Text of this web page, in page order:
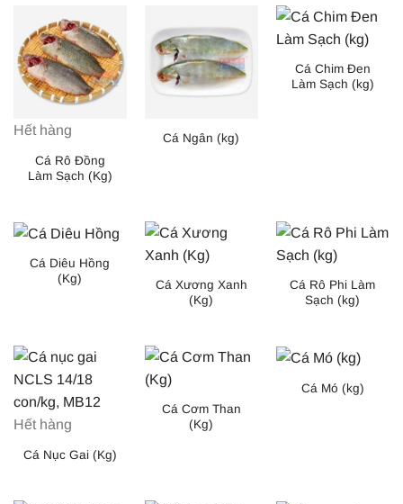
Hết hàng
Cá Rô Đồng
Làm Sạch (Kg)
Cá Ngân (kg)
Cá Chim Đen
Làm Sạch (kg)
Cá Diêu Hồng
(Kg)
Cá Xương Xanh
(Kg)
Cá Rô Phi Làm
Sạch (kg)
Hết hàng
Cá Nục Gai (Kg)
Cá Cơm Than
(Kg)
Cá Mó (kg)